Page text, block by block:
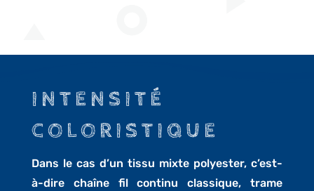
INTENSITÉ
COLORISTIQUE
Dans le cas d’un tissu mixte polyester, c’est-
à-dire chaîne fil continu classique, trame